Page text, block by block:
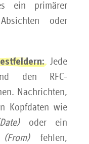
ein primärer
oder
Jede
den RFC-
Nachrichten,
Kopfdaten wie
oder ein
fehlen,